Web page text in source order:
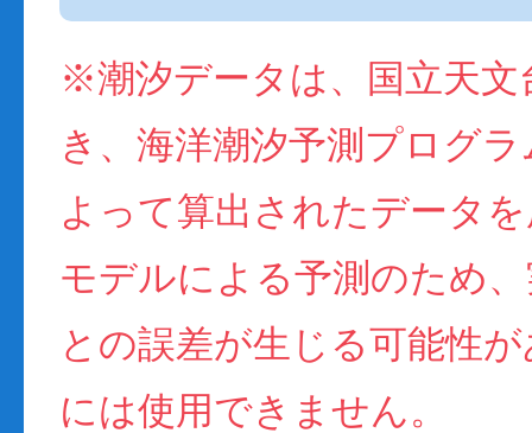
※潮汐データは、国立天文
き、海洋潮汐予測プログ
よって算出されたデータ
モデルによる予測のため
との誤差が生じる可能性
には使用できません。